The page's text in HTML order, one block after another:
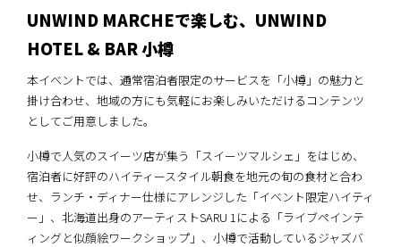
UNWIND MARCHEで楽しむ、UNWIND
HOTEL & BAR 小樽
本イベントでは、通常宿泊者限定のサービスを「小樽」の魅力と
掛け合わせ、地域の方にも気軽にお楽しみいただけるコンテンツ
としてご用意しました。
小樽で人気のスイーツ店が集う「スイーツマルシェ」をはじめ、
宿泊者に好評のハイティースタイル朝食を地元の旬の食材と合わ
せ、ランチ・ディナー仕様にアレンジした「イベント限定ハイティ
ー」、北海道出身のアーティストSARU 1による「ライブペインテ
ィングと似顔絵ワークショップ」、小樽で活動しているジャズバ